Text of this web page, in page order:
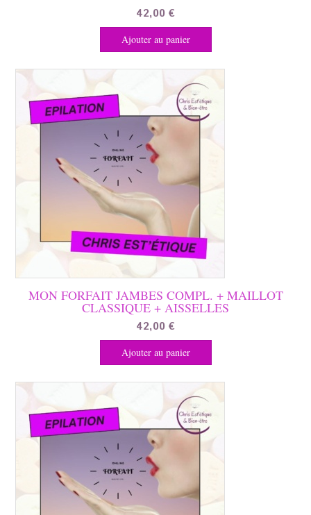
42,00 €
Ajouter au panier
MON FORFAIT JAMBES COMPL. + MAILLOT
CLASSIQUE + AISSELLES
42,00 €
Ajouter au panier